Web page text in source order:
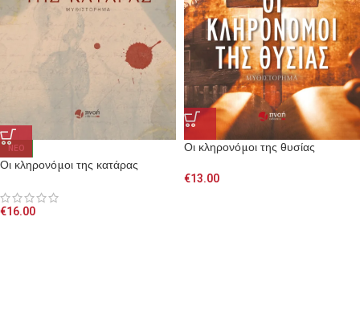
NEO
Οι κληρονόμοι της κατάρας
€16.00
Οι κληρονόμοι της θυσίας
€13.00